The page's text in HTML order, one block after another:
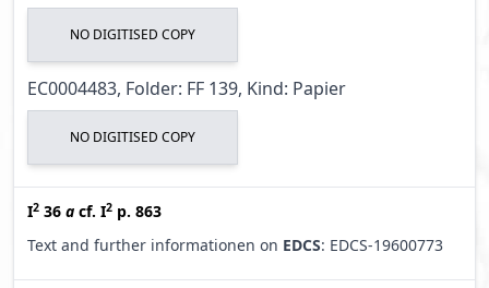
NO DIGITISED COPY
EC0004483, Folder: FF 139, Kind: Papier
NO DIGITISED COPY
I2 36 a cf. I2 p. 863
Text and further informationen on EDCS: EDCS-19600773